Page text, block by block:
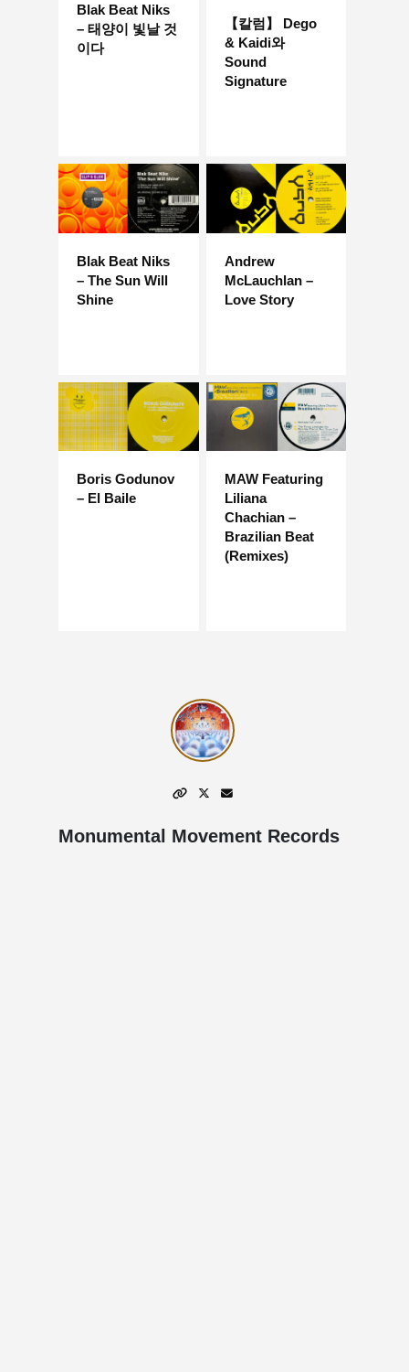
Blak Beat Niks
– 태양이 빛날 것
이다
【칼럼】 Dego
& Kaidi와
Sound
Signature
Blak Beat Niks
– The Sun Will
Shine
Andrew
McLauchlan –
Love Story
Boris Godunov
– El Baile
MAW Featuring
Liliana
Chachian –
Brazilian Beat
(Remixes)
Monumental Movement Records